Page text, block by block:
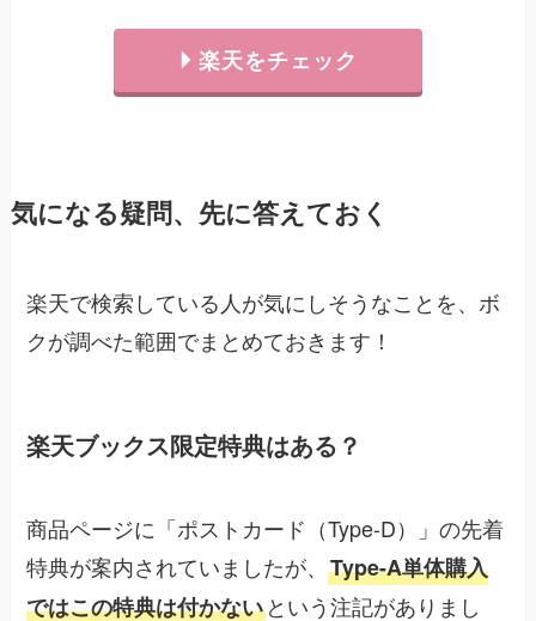
楽天をチェック
気になる疑問、先に答えておく
楽天で検索している人が気にしそうなことを、ボ
クが調べた範囲でまとめておきます！
楽天ブックス限定特典はある？
商品ページに「ポストカード（Type-D）」の先着
特典が案内されていましたが、Type-A単体購入
ではこの特典は付かないという注記がありまし